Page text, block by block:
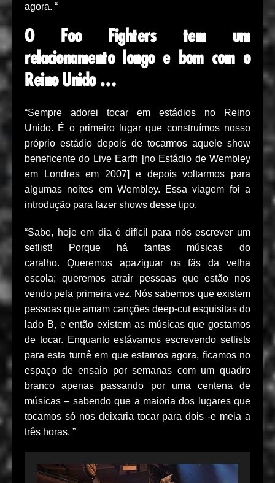
agora. “
O Foo Fighters tem um
relacionamento longo e bom com o
Reino Unido …
“Sempre adorei tocar em estádios no Reino
Unido. É o primeiro lugar que construímos nosso
próprio estádio depois de tocarmos aquele show
beneficente do Live Earth [no Estádio de Wembley
em Londres em 2007] e depois voltarmos para
algumas noites em Wembley. Essa viagem foi a
introdução para fazer shows desse tipo.
“Sabe, hoje em dia é difícil para nós escrever um
setlist! Porque há tantas músicas do
caralho. Queremos apaziguar os fãs da velha
escola; queremos atrair pessoas que estão nos
vendo pela primeira vez. Nós sabemos que existem
pessoas que amam canções deep-cut esquisitas do
lado B, e então existem as músicas que gostamos
de tocar. Enquanto estávamos escrevendo setlists
para esta turnê em que estamos agora, ficamos no
espaço de ensaio por semanas com um quadro
branco apenas passando por uma centena de
músicas – sabendo que a maioria dos lugares que
tocamos só nos deixaria tocar para dois -e meia a
três horas. ”